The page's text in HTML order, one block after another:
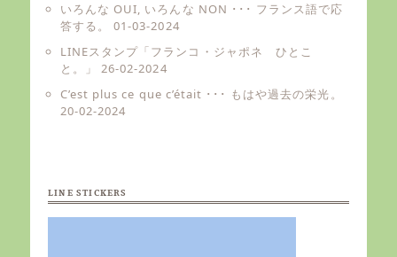
いろんな OUI, いろんな NON ･･･ フランス語で応
答する。
01-03-2024
LINEスタンプ「フランコ・ジャポネ ひとこ
と。」
26-02-2024
C’est plus ce que c’était ･･･ もはや過去の栄光。
20-02-2024
LINE STICKERS